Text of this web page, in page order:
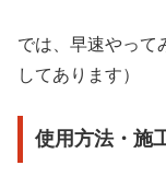
では、早速やって
してあります）
使用方法・施